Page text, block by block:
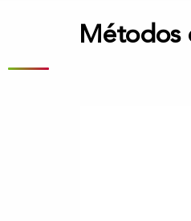
Métodos